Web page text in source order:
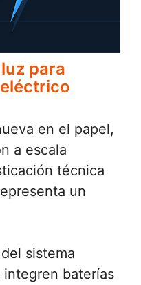
para
en el papel,
a escala
técnica
un
sistema
baterías